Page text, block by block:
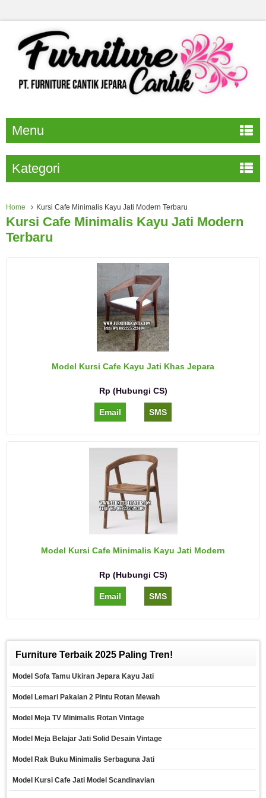
Menu
Kategori
Home Kursi Cafe Minimalis Kayu Jati Modern Terbaru
Kursi Cafe Minimalis Kayu Jati Modern
Terbaru
Model Kursi Cafe Kayu Jati Khas Jepara
Rp (Hubungi CS)
Email SMS
Model Kursi Cafe Minimalis Kayu Jati Modern
Rp (Hubungi CS)
Email SMS
Furniture Terbaik 2025 Paling Tren!
Model Sofa Tamu Ukiran Jepara Kayu Jati
Model Lemari Pakaian 2 Pintu Rotan Mewah
Model Meja TV Minimalis Rotan Vintage
Model Meja Belajar Jati Solid Desain Vintage
Model Rak Buku Minimalis Serbaguna Jati
Model Kursi Cafe Jati Model Scandinavian